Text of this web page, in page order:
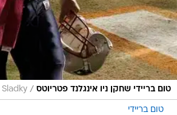
טום בריידי שחקן ניו אינגלנד פטריוטס /
Sladky
טום בריידי